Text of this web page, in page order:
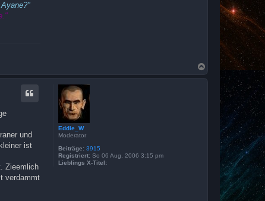
a
c
Eddie_W
Moderator
Beiträge: 3915
Registriert: So 06 Aug, 2006 3:15 pm
Lieblings X-Titel:
und
ist
Zieemlich
verdammt